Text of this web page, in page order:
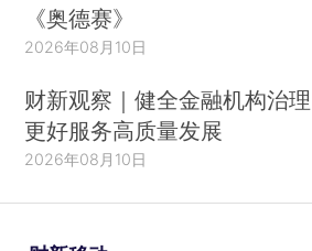
《奥德赛》
2026年08月10日
财新观察｜健全金融机构治理
更好服务高质量发展
2026年08月10日